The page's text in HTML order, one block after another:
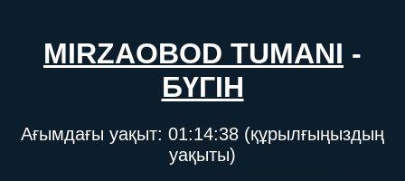
MIRZAOBOD TUMANI -
БҮГІН
Ағымдағы уақыт: 01:14:38 (құрылғыңыздың
уақыты)